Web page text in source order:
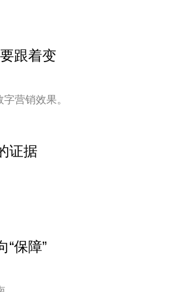
跟着变
营销效果。
证据
“保障”